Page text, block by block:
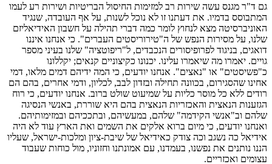
גם ד"ר מגנס עשה שירות רב למזימות החיסול הבריטיות ושירות רע לעמו
המתבוסס בדמיו. את דעתנו זו לא נוכל לשנות, על אף העובדה, שנגיד
האוניברסיטה מצא לנחוץ לומר כמה דברי תהילה על חשבון האידיאליזם
שלנו, על מסירות הנפש של ה"טירוריסטים העברים". כי אנחנו איננו
דואגים, בניגוד לפרופיסורים הנכבדים, ל"ריפוטציה" שלנו בעיני מספר
גויים. יאמרו מה שיאמרו עלינו. יכנונו כקיצוניים קנאים; יקללונו
כ"פשיסטים" או "נאצים". אנחנו יודעים, כי המה ידיהם דמים מלאו, דמי
אחינו שהסגירום, בכוונה תחילה ובזדון לבב, לכליון, ודמי אחרים, בהם הם
רודים ללא כל מוסר כליות על שמיעוט שולט ברוב. אנחנו יודעים, כי רוח
הגזענות הנאצית והאכזריות הנאצית בהם היא שוררת, באנשי הנסיגה
שלהם וב"אנשי הקידמה" שלהם, במעשיהם, ובתככיהם ובמזימותיהם.
ואנחנו יודעים, כי מיום ברוא אלקים את השמים ואת הארץ עוד לא היה
אידיאל כה נשגב וכה צודק כאידיאל של שיבת-ציון ומלכות-ישראל, שעליו
הננו נותנים את נפשנו, בעמדנו, עם אמונתנו וחזוניו, מול כוחות שעבוד
עצומים ואכזריים.